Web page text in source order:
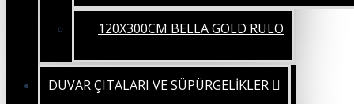
120X300CM BELLA GOLD RULO
DUVAR ÇITALARI VE SÜPÜRGELİKLER